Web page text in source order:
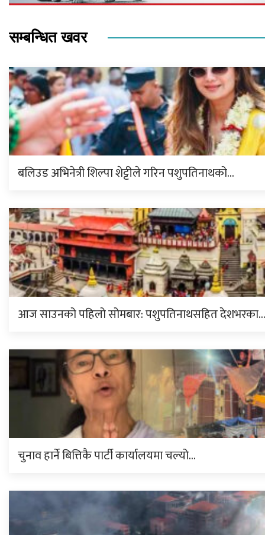
सम्बन्धित खवर
बलिउड अभिनेत्री शिल्पा शेट्टीले गरिन पशुपतिनाथको…
आज साउनको पहिलो सोमबार: पशुपतिनाथसहित देशभरका…
चुनाव हार्ने बित्तिकै पार्टी कार्यालयमा चल्यो…